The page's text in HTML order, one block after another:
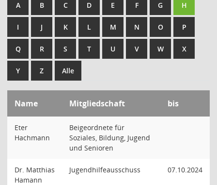
A B C D E F G H
I J K L M N O P
Q R S T U V W X
Y Z Alle
Name Mitgliedschaft bis
Eter
Hachmann
Beigeordnete für
Soziales, Bildung, Jugend
und Senioren
Dr. Matthias
Hamann
Jugendhilfeausschuss 07.10.2024